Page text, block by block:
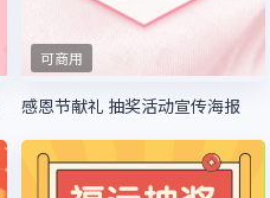
可商用
感恩节献礼 抽奖活动宣传海报